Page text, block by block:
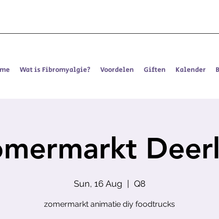
Wat is Fibromyalgie? Voordelen Giften Kalender
Sun, 16 Aug Q8
zomermarkt animatie diy foodtrucks